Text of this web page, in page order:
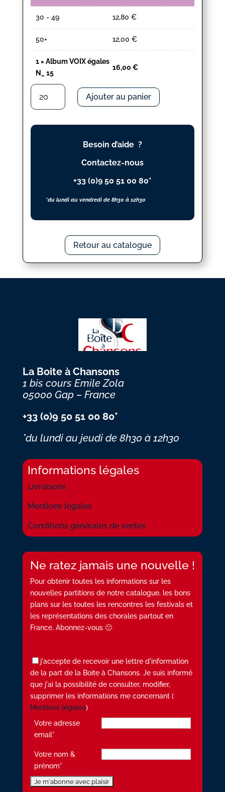
30 - 49 12,80 €
50+ 12,00 €
1× Album VOIX égales
N_ 15
16,00 €
quantité
Album
VOIX
Ajouter au panier
Besoin d’aide ?
Contactez-nous
+33 (0)9 50 51 00 80*
*du lundi au vendredi de 8h30 à 12h30
Retour au catalogue
La Boite à Chansons
1 bis cours Emile Zola
05000 Gap – France
+33 (0)9 50 51 00 80*
*du lundi au jeudi de 8h30 à 12h30
Informations légales
Livraisons
Mentions légales
Conditions générales de ventes
Ne ratez jamais une nouvelle !
Pour obtenir toutes les informations sur les
nouvelles partitions de notre catalogue, les bons
plans sur les toutes les rencontres les festivals et
les représentations des chorales partout en
France. Abonnez-vous 🙂
j'accepte de recevoir une lettre d'information
de la part de la Boite à Chansons. Je suis informé
que j'ai la possibilité de consulter, modifier,
supprimer les informations me concernant (
Mentions légales)
Votre adresse
email*
Votre nom &
prénom*